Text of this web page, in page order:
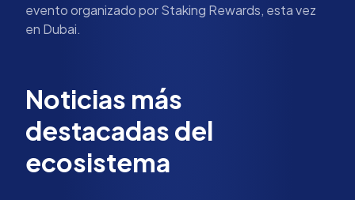
evento organizado por Staking Rewards, esta vez
en Dubai.
Noticias más
destacadas del
ecosistema